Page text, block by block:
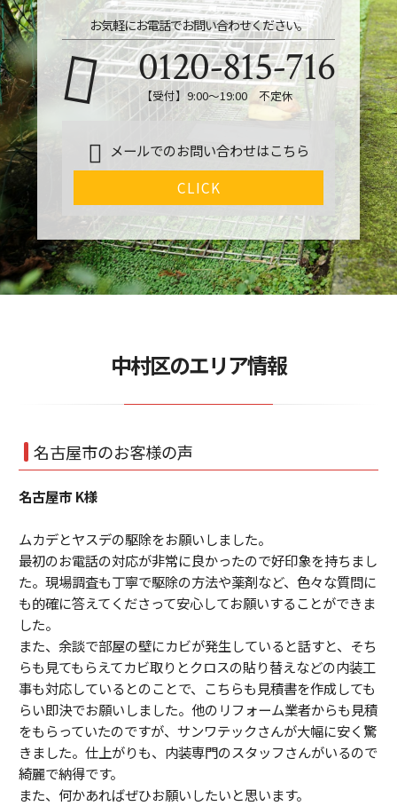
お気軽にお電話でお問い合わせください。
0120-815-716
【受付】9:00～19:00 不定休
メールでのお問い合わせはこちら
CLICK
中村区のエリア情報
名古屋市のお客様の声
名古屋市 K様
ムカデとヤスデの駆除をお願いしました。
最初のお電話の対応が非常に良かったので好印象を持ちまし
た。現場調査も丁寧で駆除の方法や薬剤など、色々な質問に
も的確に答えてくださって安心してお願いすることができま
した。
また、余談で部屋の壁にカビが発生していると話すと、そち
らも見てもらえてカビ取りとクロスの貼り替えなどの内装工
事も対応しているとのことで、こちらも見積書を作成しても
らい即決でお願いしました。他のリフォーム業者からも見積
をもらっていたのですが、サンワテックさんが大幅に安く驚
きました。仕上がりも、内装専門のスタッフさんがいるので
綺麗で納得です。
また、何かあればぜひお願いしたいと思います。